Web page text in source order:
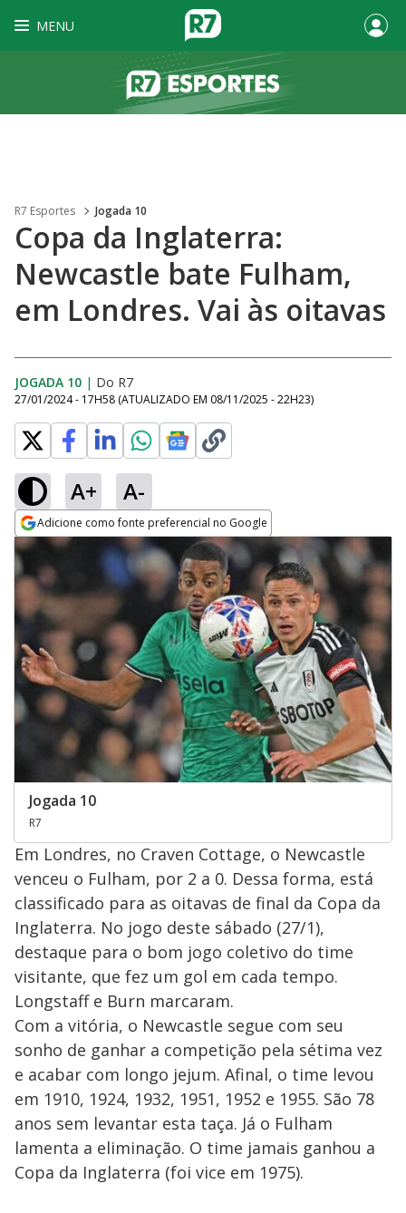
MENU
R7 Esportes Jogada 10
Copa da Inglaterra:
Newcastle bate Fulham,
em Londres. Vai às oitavas
JOGADA 10 | Do R7
27/01/2024 - 17H58 (ATUALIZADO EM 08/11/2025 - 22H23)
A+ A-
Adicione como fonte preferencial no Google
Opens in new window
Jogada 10
R7
Em Londres, no Craven Cottage, o Newcastle
venceu o Fulham, por 2 a 0. Dessa forma, está
classificado para as oitavas de final da Copa da
Inglaterra. No jogo deste sábado (27/1),
destaque para o bom jogo coletivo do time
visitante, que fez um gol em cada tempo.
Longstaff e Burn marcaram.
Com a vitória, o Newcastle segue com seu
sonho de ganhar a competição pela sétima vez
e acabar com longo jejum. Afinal, o time levou
em 1910, 1924, 1932, 1951, 1952 e 1955. São 78
anos sem levantar esta taça. Já o Fulham
lamenta a eliminação. O time jamais ganhou a
Copa da Inglaterra (foi vice em 1975).